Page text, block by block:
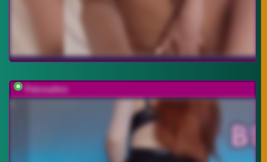
PetrovaAnn